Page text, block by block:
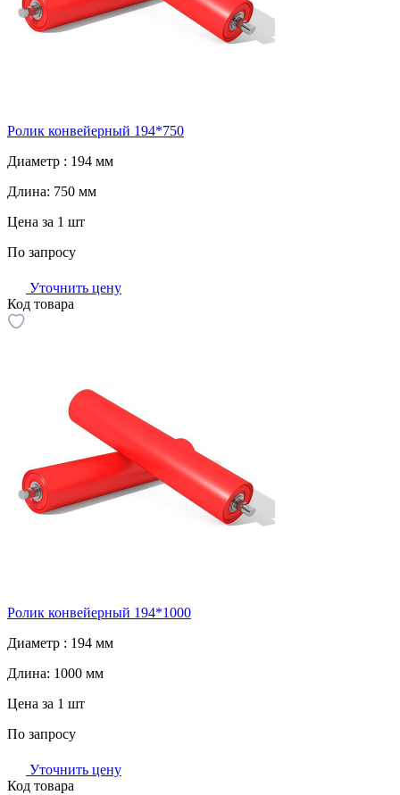
Ролик конвейерный 194*750
Диаметр : 194 мм
Длина: 750 мм
Цена за 1 шт
По запросу
Уточнить цену
Код товара
Ролик конвейерный 194*1000
Диаметр : 194 мм
Длина: 1000 мм
Цена за 1 шт
По запросу
Уточнить цену
Код товара